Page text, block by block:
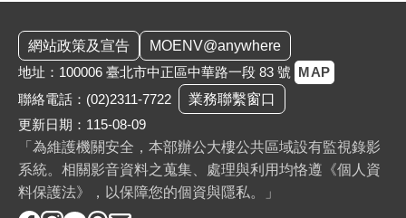
網站政策及宣告
MOENV@anywhere
地址：100006 臺北市中正區中華路一段 83 號 MAP
聯絡電話： (02)2311-7722
業務聯繫窗口
更新日期：115-08-09
「為維護機關安全，本部辦公大樓公共區域設有監視錄影
系統。相關影音資料之蒐集、處理與利用均恪遵《個人資
料保護法》，以保障您的個資與隱私。」